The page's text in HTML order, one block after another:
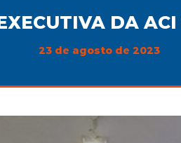
DA
23 de agosto de 2023